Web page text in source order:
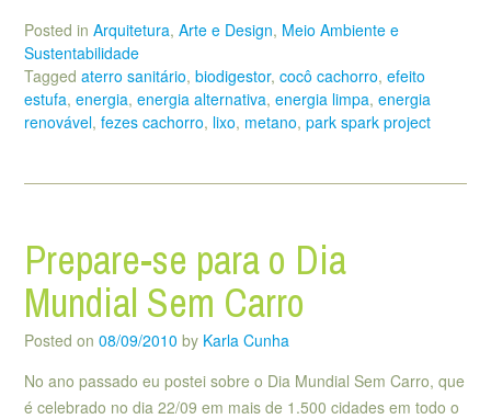
Posted in Arquitetura, Arte e Design, Meio Ambiente e
Sustentabilidade
Tagged aterro sanitário, biodigestor, cocô cachorro, efeito
estufa, energia, energia alternativa, energia limpa, energia
renovável, fezes cachorro, lixo, metano, park spark project
Prepare-se para o Dia
Mundial Sem Carro
Posted on 08/09/2010 by Karla Cunha
No ano passado eu postei sobre o Dia Mundial Sem Carro, que
é celebrado no dia 22/09 em mais de 1.500 cidades em todo o